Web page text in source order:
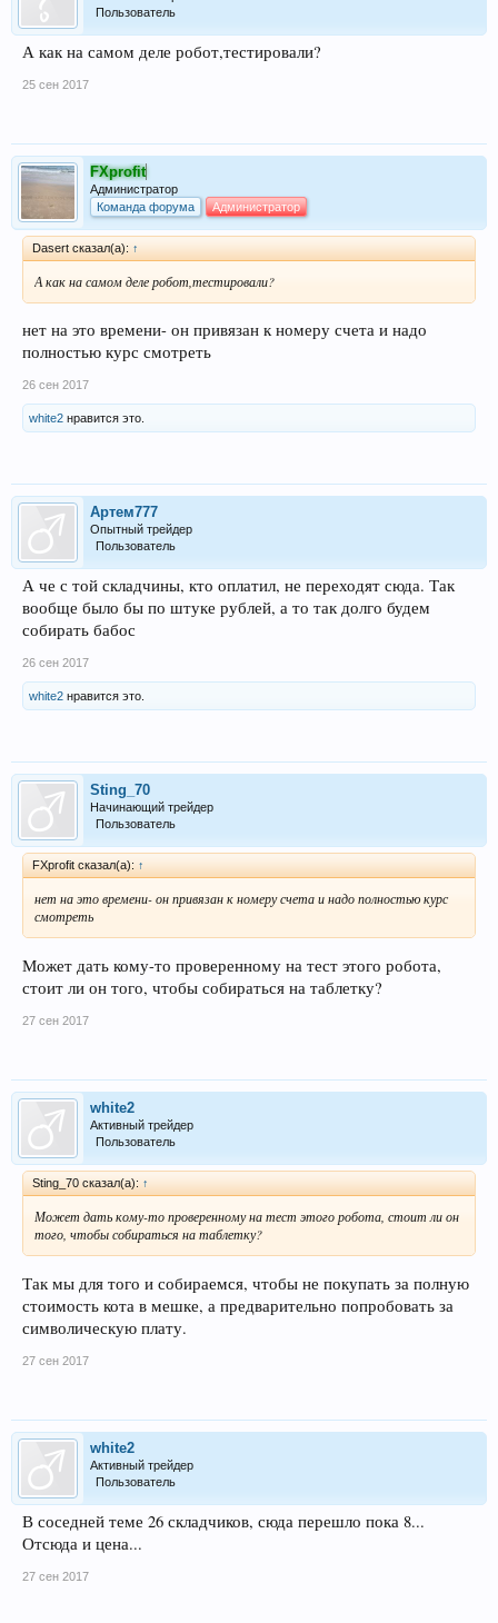
Пользователь
А как на самом деле робот,тестировали?
25 сен 2017
FXprofit
Администратор
Команда форума
Администратор
Dasert сказал(а): ↑
А как на самом деле робот,тестировали?
нет на это времени- он привязан к номеру счета и надо
полностью курс смотреть
26 сен 2017
white2 нравится это.
Артем777
Опытный трейдер
Пользователь
А че с той складчины, кто оплатил, не переходят сюда. Так
вообще было бы по штуке рублей, а то так долго будем
собирать бабос
26 сен 2017
white2 нравится это.
Sting_70
Начинающий трейдер
Пользователь
FXprofit сказал(а): ↑
нет на это времени- он привязан к номеру счета и надо полностью курс
смотреть
Может дать кому-то проверенному на тест этого робота,
стоит ли он того, чтобы собираться на таблетку?
27 сен 2017
white2
Активный трейдер
Пользователь
Sting_70 сказал(а): ↑
Может дать кому-то проверенному на тест этого робота, стоит ли он
того, чтобы собираться на таблетку?
Так мы для того и собираемся, чтобы не покупать за полную
стоимость кота в мешке, а предварительно попробовать за
символическую плату.
27 сен 2017
white2
Активный трейдер
Пользователь
В соседней теме 26 складчиков, сюда перешло пока 8...
Отсюда и цена...
27 сен 2017